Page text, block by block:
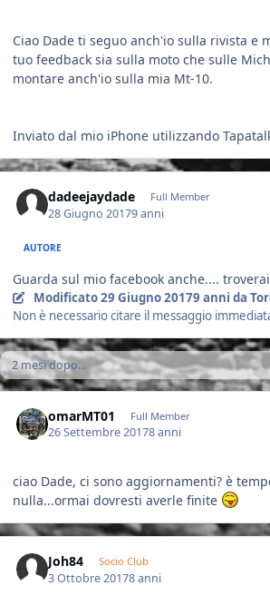
Ciao Dade ti seguo anch'io sulla rivista e
tuo feedback sia sulla moto che sulle
montare anch'io sulla mia Mt-10.
Inviato dal mio iPhone utilizzando
dadeejaydade Full Member
28 Giugno 20179 anni
AUTORE
Guarda sul mio facebook anche....
Modificato29 Giugno 20179 anni da
Non è necessario citare il messaggio
2 mesi dopo...
omarMT01 Full Member
26 Settembre 20178 anni
ciao Dade, ci sono aggiornamenti? è
nulla...ormai dovresti averle finite
Joh84 Socio Club
3 Ottobre 20178 anni